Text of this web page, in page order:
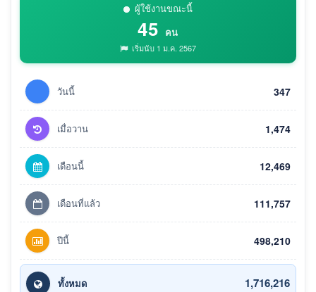
ผู้ใช้งานขณะนี้
45 คน
เริ่มนับ 1 ม.ค. 2567
วันนี้ 347
เมื่อวาน 1,474
เดือนนี้ 12,469
เดือนที่แล้ว 111,757
ปีนี้ 498,210
ทั้งหมด 1,716,216